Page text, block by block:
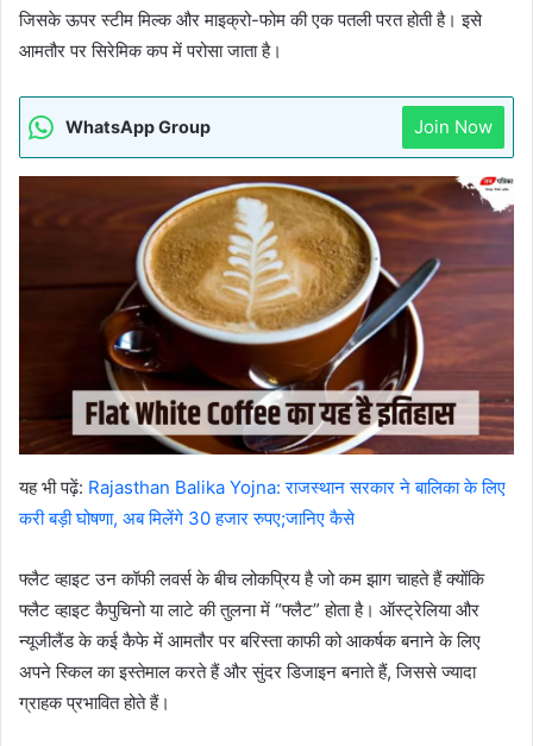
जिसके ऊपर स्टीम मिल्क और माइक्रो-फोम की एक पतली परत होती है। इसे
आमतौर पर सिरेमिक कप में परोसा जाता है।
WhatsApp Group Join Now
यह भी पढ़ें: Rajasthan Balika Yojna: राजस्थान सरकार ने बालिका के लिए
करी बड़ी घोषणा, अब मिलेंगे 30 हजार रुपए;जानिए कैसे
फ्लैट व्हाइट उन कॉफी लवर्स के बीच लोकप्रिय है जो कम झाग चाहते हैं क्योंकि
फ्लैट व्हाइट कैपुचिनो या लाटे की तुलना में “फ्लैट” होता है। ऑस्ट्रेलिया और
न्यूजीलैंड के कई कैफे में आमतौर पर बरिस्ता काफी को आकर्षक बनाने के लिए
अपने स्किल का इस्तेमाल करते हैं और सुंदर डिजाइन बनाते हैं, जिससे ज्यादा
ग्राहक प्रभावित होते हैं।